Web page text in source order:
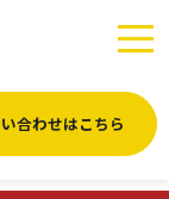
合わせはこちら